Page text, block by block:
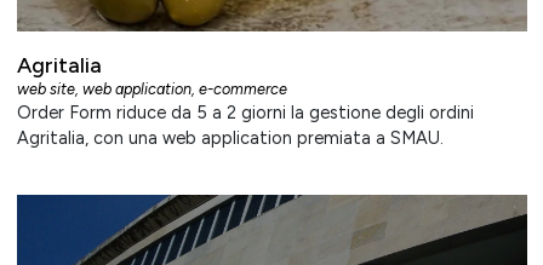
Agritalia
web site, web application, e-commerce
Order Form riduce da 5 a 2 giorni la gestione degli ordini
Agritalia, con una web application premiata a SMAU.